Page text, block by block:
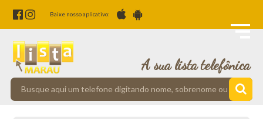
Baixe nosso aplicativo:
A sua lista telefônica